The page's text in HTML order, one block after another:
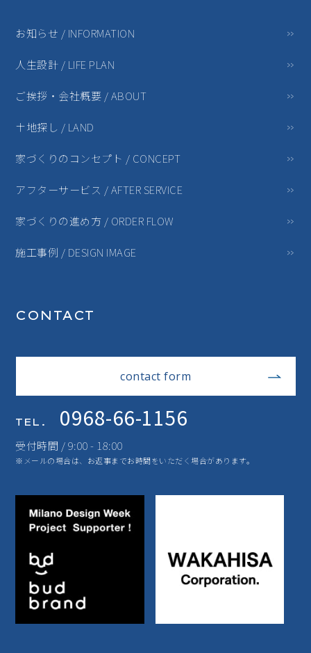
お知らせ / INFORMATION
人生設計 / LIFE PLAN
ご挨拶・会社概要 / ABOUT
土地探し / LAND
家づくりのコンセプト / CONCEPT
アフターサービス / AFTER SERVICE
家づくりの進め方 / ORDER FLOW
施工事例 / DESIGN IMAGE
CONTACT
contact form
TEL. 0968-66-1156
受付時間 / 9:00 - 18:00
※メールの場合は、お返事までお時間をいただく場合があります。